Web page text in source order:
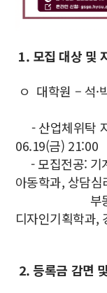
1. 모집 대상 및
ㅇ 대학원 – 석·
- 산업체위탁
06.19(금) 21:00
- 모집전공: 기
아동학과, 상담심
부동산학
디자인기획학과,
2. 등록금 감면